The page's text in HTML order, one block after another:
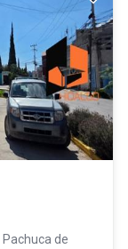
Pachuca de